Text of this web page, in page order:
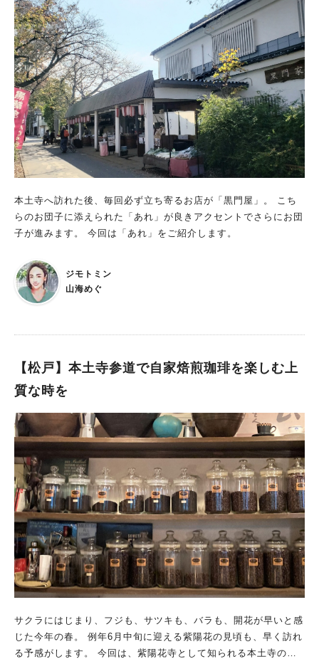
本土寺へ訪れた後、毎回必ず立ち寄るお店が「黒門屋」。 こち
らのお団子に添えられた「あれ」が良きアクセントでさらにお団
子が進みます。 今回は「あれ」をご紹介します。
ジモトミン
山海めぐ
【松戸】本土寺参道で自家焙煎珈琲を楽しむ上
質な時を
サクラにはじまり、フジも、サツキも、バラも、開花が早いと感
じた今年の春。 例年6月中旬に迎える紫陽花の見頃も、早く訪れ
る予感がします。 今回は、紫陽花寺として知られる本土寺の仁